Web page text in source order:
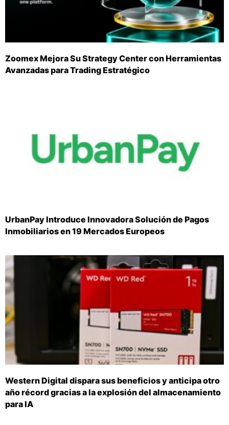
Zoomex Mejora Su Strategy Center con Herramientas
Avanzadas para Trading Estratégico
UrbanPay Introduce Innovadora Solución de Pagos
Inmobiliarios en 19 Mercados Europeos
Western Digital dispara sus beneficios y anticipa otro
año récord gracias a la explosión del almacenamiento
para IA